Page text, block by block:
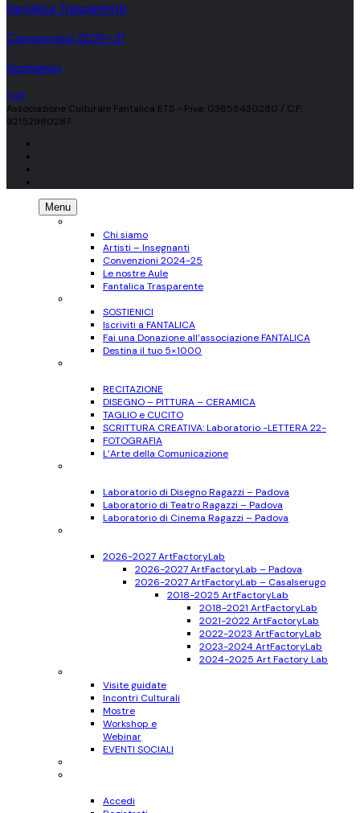
Fantalica Trasparente
Convenzioni 2020-21
Sostienici
TOP
Associazione Culturale Fantalica ETS - P.iva: 03855430280 / C.F.:
92152980287
Menu
Chi siamo
Artisti – Insegnanti
Convenzioni 2024-25
Le nostre Aule
Fantalica Trasparente
SOSTIENICI
Iscriviti a FANTALICA
Fai una Donazione all’associazione FANTALICA
Destina il tuo 5×1000
RECITAZIONE
DISEGNO – PITTURA – CERAMICA
TAGLIO e CUCITO
SCRITTURA CREATIVA: Laboratorio -LETTERA 22-
FOTOGRAFIA
L’Arte della Comunicazione
Laboratorio di Disegno Ragazzi – Padova
Laboratorio di Teatro Ragazzi – Padova
Laboratorio di Cinema Ragazzi – Padova
2026-2027 ArtFactoryLab
2026-2027 ArtFactoryLab – Padova
2026-2027 ArtFactoryLab – Casalserugo
2018-2025 ArtFactoryLab
2018-2021 ArtFactoryLab
2021-2022 ArtFactoryLab
2022-2023 ArtFactoryLab
2023-2024 ArtFactoryLab
2024-2025 Art Factory Lab
Visite guidate
Incontri Culturali
Mostre
Workshop e
Webinar
EVENTI SOCIALI
Accedi